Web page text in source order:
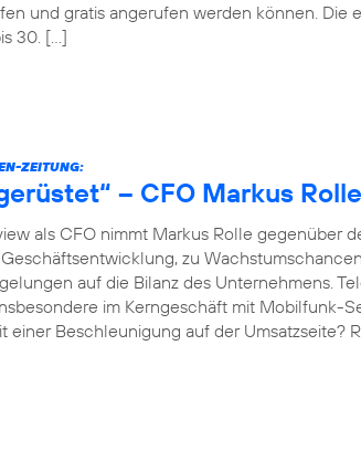
und gratis angerufen werden können. Die
30. […]
ZEITUNG:
– CFO Markus Rolle
als CFO nimmt Markus Rolle gegenüber
zu
auf die Bilanz des Unternehmens.
im Kerngeschäft mit Mobilfunk-
einer Beschleunigung auf der Umsatzseite?